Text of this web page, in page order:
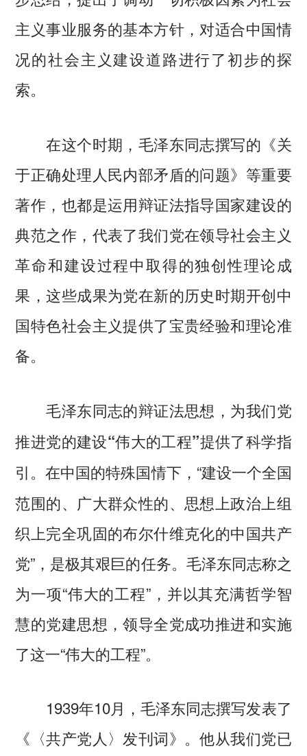
主义事业服务的基本方针，对适合中国情
况的社会主义建设道路进行了初步的探
索。
在这个时期，毛泽东同志撰写的《关
于正确处理人民内部矛盾的问题》等重要
著作，也都是运用辩证法指导国家建设的
典范之作，代表了我们党在领导社会主义
革命和建设过程中取得的独创性理论成
果，这些成果为党在新的历史时期开创中
国特色社会主义提供了宝贵经验和理论准
备。
毛泽东同志的辩证法思想，为我们党
推进党的建设“伟大的工程”提供了科学指
引。在中国的特殊国情下，“建设一个全国
范围的、广大群众性的、思想上政治上组
织上完全巩固的布尔什维克化的中国共产
党”，是极其艰巨的任务。毛泽东同志称之
为一项“伟大的工程”，并以其充满哲学智
慧的党建思想，领导全党成功推进和实施
了这一“伟大的工程”。
1939年10月，毛泽东同志撰写发表了
《〈共产党人〉发刊词》。他从我们党已